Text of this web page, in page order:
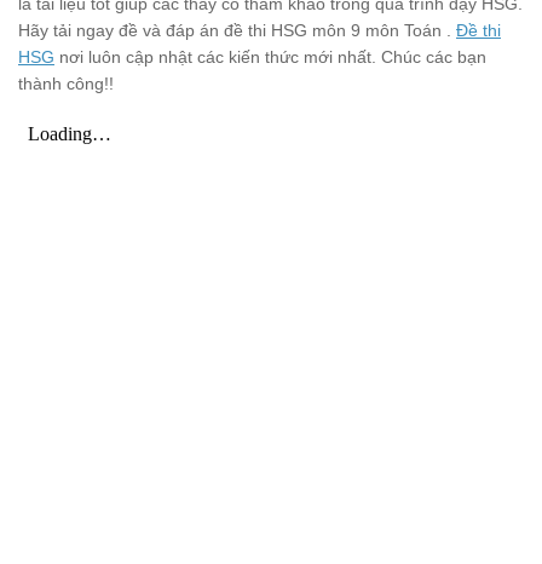
là tài liệu tốt giúp các thầy cô tham khảo trong quá trình dạy HSG.
Hãy tải ngay đề và đáp án đề thi HSG môn 9 môn Toán . Đề thi
HSG nơi luôn cập nhật các kiến thức mới nhất. Chúc các bạn
thành công!!